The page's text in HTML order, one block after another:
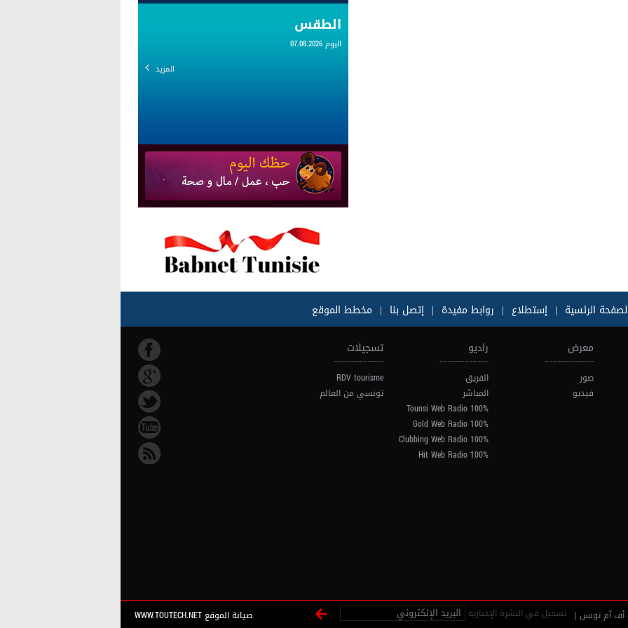
الطقس
اليوم 07.08.2026
المزيد
الرئسية | إستطلاع | روابط مفيدة | إتصل بنا | مخطط الموقع
معرض
صور
فيديو
راديو
الفريق
المباشر
100% Tounsi Web Radio
100% Gold Web Radio
100% Clubbing Web Radio
100% Hit Web Radio
تسجيلات
RDV tourisme
تونسي من العالم
تسجيل في النشرة الإخبارية صيانة الموقع WWW.TOUTECH.NET